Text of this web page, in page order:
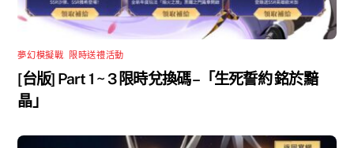
夢幻模擬戰 限時送禮活動
[台版] Part 1 ~ 3 限時兌換碼 –「生死誓約 銘於黯
晶」